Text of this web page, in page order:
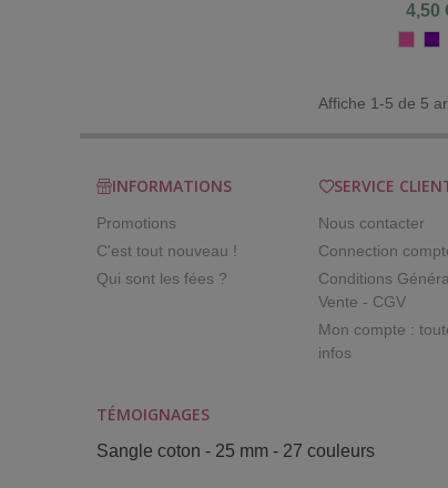
4,50
Affiche 1-5 de 5
INFORMATIONS
Promotions
C'est tout nouveau !
Qui sont les fées ?
SERVICE
Nous contacter
Connection
Conditions
Vente - CGV
Mon compte :
infos
TÉMOIGNAGES
Sangle coton - 25 mm - 27 couleurs